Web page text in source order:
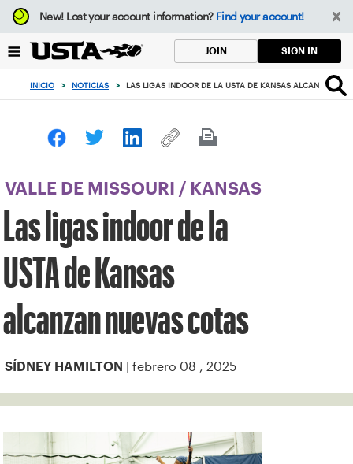
Enfoque
desde
botón
volver
principio
New!Lost your account information? Find your account!
JOIN SIGN IN
INICIO > NOTICIAS > LAS LIGAS INDOOR DE LA USTA DE KANSAS ALCANZAN
VALLE DE MISSOURI / KANSAS
Las ligas indoor de la
USTA de Kansas
alcanzan nuevas cotas
SÍDNEY HAMILTON | febrero 08 , 2025